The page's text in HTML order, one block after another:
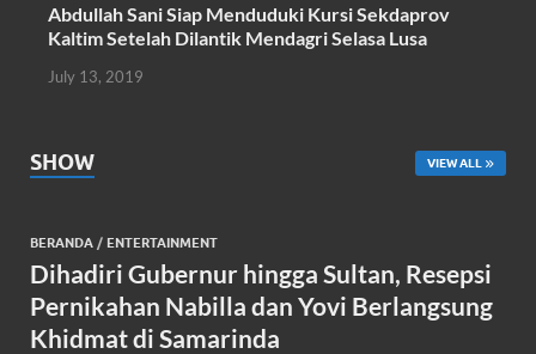
Abdullah Sani Siap Menduduki Kursi Sekdaprov
Kaltim Setelah Dilantik Mendagri Selasa Lusa
July 13, 2019
SHOW VIEW ALL
BERANDA / ENTERTAINMENT
Dihadiri Gubernur hingga Sultan, Resepsi
Pernikahan Nabilla dan Yovi Berlangsung
Khidmat di Samarinda